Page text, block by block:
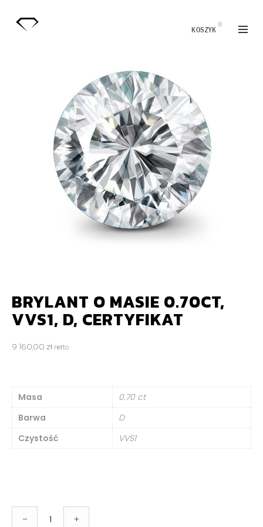
KOSZYK
0
BRYLANT O MASIE 0.70CT,
VVS1, D, CERTYFIKAT
9 160,00 zł netto
Masa
0.70 ct
Barwa
D
Czystość
VVS1
– +